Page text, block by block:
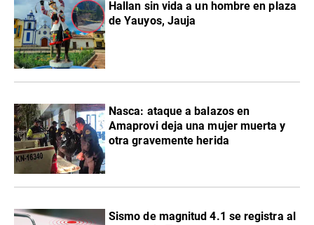
Hallan sin vida a un hombre en plaza
de Yauyos, Jauja
Nasca: ataque a balazos en
Amaprovi deja una mujer muerta y
otra gravemente herida
Sismo de magnitud 4.1 se registra al